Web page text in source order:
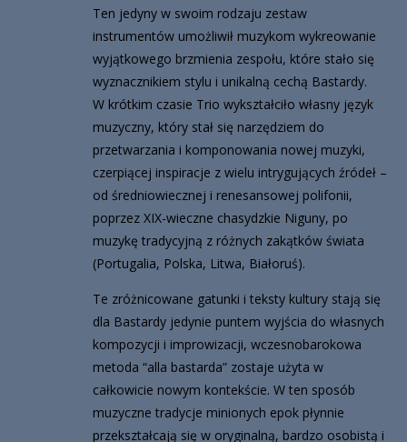
Ten jedyny w swoim rodzaju zestaw
instrumentów umożliwił muzykom wykreowanie
wyjątkowego brzmienia zespołu, które stało się
wyznacznikiem stylu i unikalną cechą Bastardy.
W krótkim czasie Trio wykształciło własny język
muzyczny, który stał się narzędziem do
przetwarzania i komponowania nowej muzyki,
czerpiącej inspiracje z wielu intrygujących źródeł –
od średniowiecznej i renesansowej polifonii,
poprzez XIX-wieczne chasydzkie Niguny, po
muzykę tradycyjną z różnych zakątków świata
(Portugalia, Polska, Litwa, Białoruś).
Te zróżnicowane gatunki i teksty kultury stają się
dla Bastardy jedynie puntem wyjścia do własnych
kompozycji i improwizacji, wczesnobarokowa
metoda “alla bastarda” zostaje użyta w
całkowicie nowym kontekście. W ten sposób
muzyczne tradycje minionych epok płynnie
przekształcają się w oryginalną, bardzo osobistą i